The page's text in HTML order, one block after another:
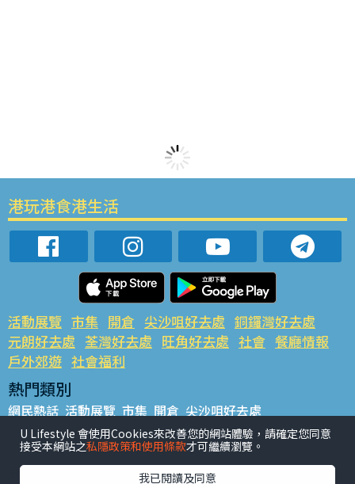
港玩港食港生活
活動展覽 市集 開倉 尖沙咀好去處 銅鑼灣好去處
元朗好去處 荃灣好去處 旺角好去處 社會 餐廳情報
戶外郊遊 社會福利
熱門類別
網民熱話 活動展覽 市集 開倉 尖沙咀好去處
銅鑼灣好去處 元朗好去處 荃灣好去處 旺角好去處 社會
餐廳情報 戶外郊遊
熱門標籤
U Lifestyle 會使用Cookies來改善您的網站體驗，請確定您同意
接受本網站之私隱政策和使用條款才可繼續瀏覽。
我已閱讀及同意